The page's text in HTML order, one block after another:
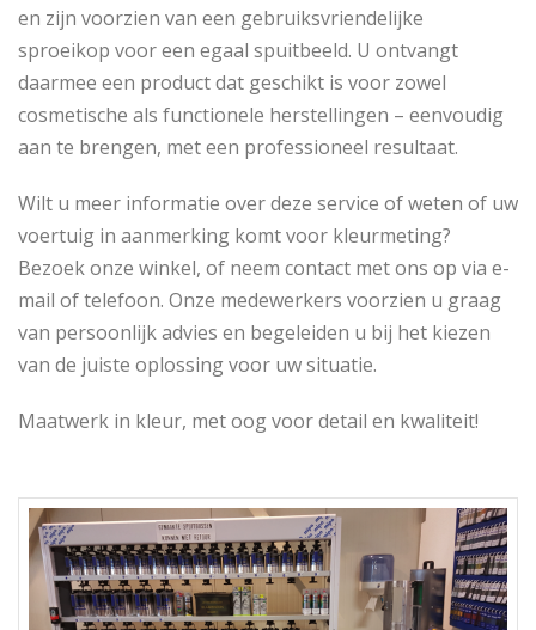
en zijn voorzien van een gebruiksvriendelijke
sproeikop voor een egaal spuitbeeld. U ontvangt
daarmee een product dat geschikt is voor zowel
cosmetische als functionele herstellingen – eenvoudig
aan te brengen, met een professioneel resultaat.
Wilt u meer informatie over deze service of weten of uw
voertuig in aanmerking komt voor kleurmeting?
Bezoek onze winkel, of neem contact met ons op via e-
mail of telefoon. Onze medewerkers voorzien u graag
van persoonlijk advies en begeleiden u bij het kiezen
van de juiste oplossing voor uw situatie.
Maatwerk in kleur, met oog voor detail en kwaliteit!